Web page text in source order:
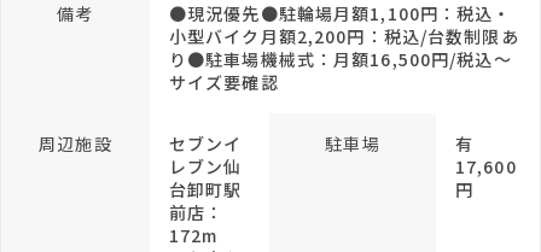
備考
●現況優先●駐輪場月額1,100円：税込・
小型バイク月額2,200円：税込/台数制限あ
り●駐車場機械式：月額16,500円/税込～
サイズ要確認
周辺施設
セブンイ
レブン仙
台卸町駅
前店：
172m
駐車場
有
17,600
円